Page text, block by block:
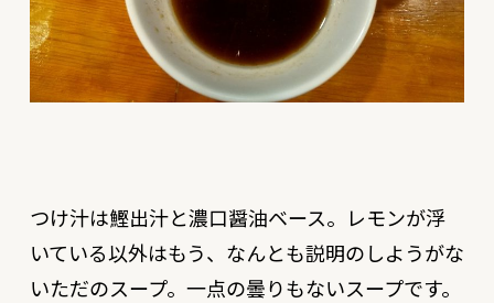
つけ汁は鰹出汁と濃口醤油ベース。レモンが浮
いている以外はもう、なんとも説明のしようがな
いただのスープ。一点の曇りもないスープです。